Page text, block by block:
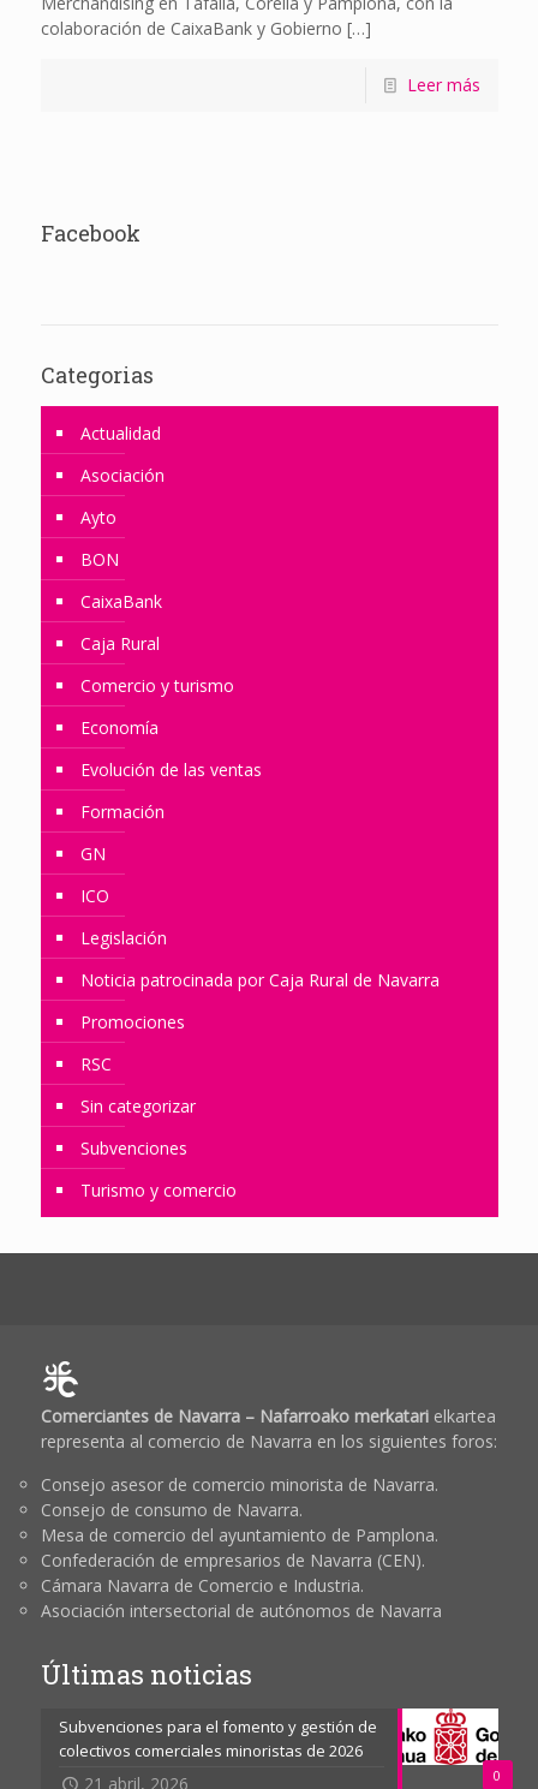
colaboración de CaixaBank y Gobierno […]
Leer más
Facebook
Categorias
Actualidad
Asociación
Ayto
BON
CaixaBank
Caja Rural
Comercio y turismo
Economía
Evolución de las ventas
Formación
GN
ICO
Legislación
Noticia patrocinada por Caja Rural de Navarra
Promociones
RSC
Sin categorizar
Subvenciones
Turismo y comercio
Comerciantes de Navarra – Nafarroako merkatarielkartea
representa al comercio de Navarra en los siguientes foros:
Consejo asesor de comercio minorista de Navarra.
Consejo de consumo de Navarra.
Mesa de comercio del ayuntamiento de Pamplona.
Confederación de empresarios de Navarra (CEN).
Cámara Navarra de Comercio e Industria.
Asociación intersectorial de autónomos de Navarra
Últimas noticias
0
Subvenciones para el fomento y gestión de
colectivos comerciales minoristas de 2026
21 abril, 2026